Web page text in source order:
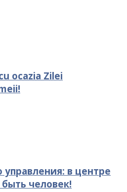
ocazia Zilei
в центре
человек!